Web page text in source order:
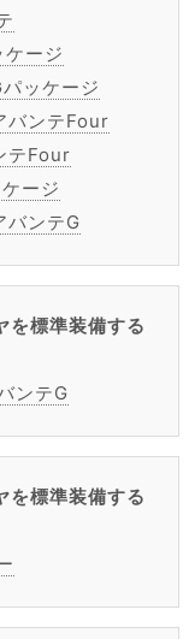
ージ
ッケージ
ンテFour
テFour
ージ
ンテG
標準装備する
ンテG
標準装備する